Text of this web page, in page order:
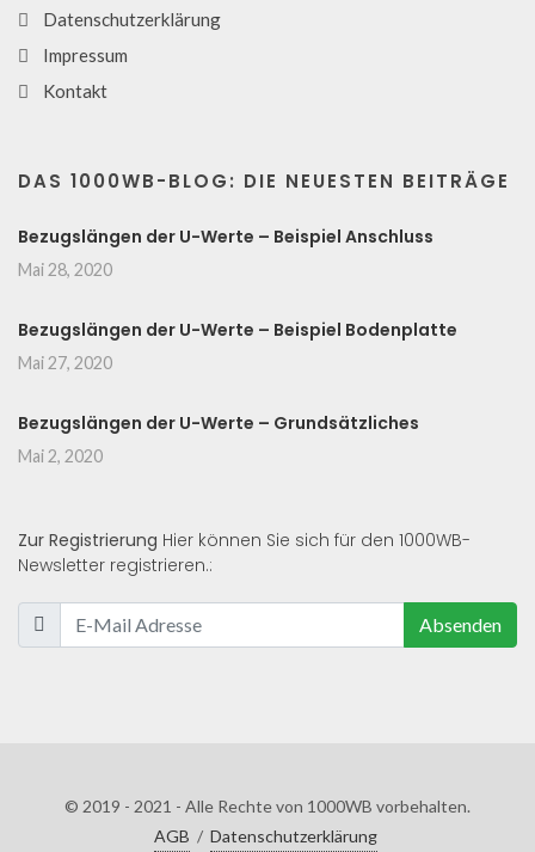
Datenschutzerklärung
Impressum
Kontakt
DAS 1000WB-BLOG: DIE NEUESTEN BEITRÄGE
Bezugslängen der U-Werte – Beispiel Anschluss
Mai 28, 2020
Bezugslängen der U-Werte – Beispiel Bodenplatte
Mai 27, 2020
Bezugslängen der U-Werte – Grundsätzliches
Mai 2, 2020
Zur Registrierung Hier können Sie sich für den 1000WB-
Newsletter registrieren.:
Absenden
© 2019 - 2021 - Alle Rechte von 1000WB vorbehalten.
AGB / Datenschutzerklärung